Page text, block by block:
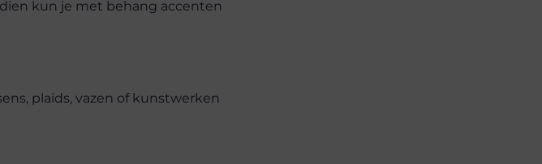
kun je met behang accenten
plaids, vazen of kunstwerken